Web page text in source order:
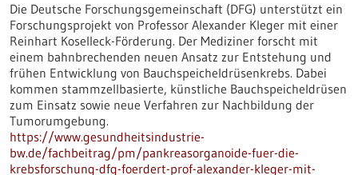
Die Deutsche Forschungsgemeinschaft (DFG) unterstützt ein
Forschungsprojekt von Professor Alexander Kleger mit einer
Reinhart Koselleck-Förderung. Der Mediziner forscht mit
einem bahnbrechenden neuen Ansatz zur Entstehung und
frühen Entwicklung von Bauchspeicheldrüsenkrebs. Dabei
kommen stammzellbasierte, künstliche Bauchspeicheldrüsen
zum Einsatz sowie neue Verfahren zur Nachbildung der
Tumorumgebung.
https://www.gesundheitsindustrie-
bw.de/fachbeitrag/pm/pankreasorganoide-fuer-die-
krebsforschung-dfg-foerdert-prof-alexander-kleger-mit-